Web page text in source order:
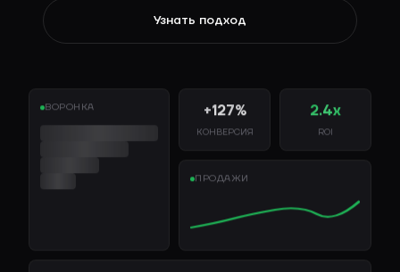
Узнать подход
ВОРОНКА +127%
КОНВЕРСИЯ
2.4х
ROI
ПРОДАЖИ